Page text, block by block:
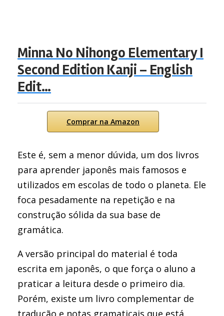
Minna No Nihongo Elementary I
Second Edition Kanji – English
Edit…
Comprar na Amazon
Este é, sem a menor dúvida, um dos livros
para aprender japonês mais famosos e
utilizados em escolas de todo o planeta. Ele
foca pesadamente na repetição e na
construção sólida da sua base de
gramática.
A versão principal do material é toda
escrita em japonês, o que força o aluno a
praticar a leitura desde o primeiro dia.
Porém, existe um livro complementar de
tradução e notas gramaticais que está